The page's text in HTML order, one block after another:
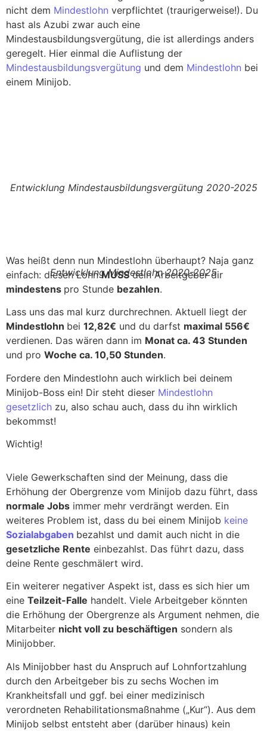
nicht dem Mindestlohn verpflichtet (traurigerweise!). Du
hast als Azubi zwar auch eine
Mindestausbildungsvergütung, die ist allerdings anders
geregelt. Hier einmal die Auflistung der
Mindestausbildungsvergütung und dem Mindestlohn bei
einem Minijob.
Entwicklung Mindestausbildungsvergütung 2020-2025
Entwicklung Mindestlohn 2020-2025
Was heißt denn nun Mindestlohn überhaupt? Naja ganz
einfach: diesen LohnMUSSdein Arbeitgeber dir
mindestens pro Stunde bezahlen.
Lass uns das mal kurz durchrechnen. Aktuell liegt der
Mindestlohn bei 12,82€ und du darfst maximal 556€
verdienen. Das wären dann im Monat ca. 43 Stunden
und pro Woche ca. 10,50 Stunden.
Fordere den Mindestlohn auch wirklich bei deinem
Minijob-Boss ein! Dir steht dieser Mindestlohn
gesetzlich zu, also schau auch, dass du ihn wirklich
bekommst!
Wichtig!
Viele Gewerkschaften sind der Meinung, dass die
Erhöhung der Obergrenze vom Minijob dazu führt, dass
normale Jobs immer mehr verdrängt werden. Ein
weiteres Problem ist, dass du bei einem Minijob keine
Sozialabgaben bezahlst und damit auch nicht in die
gesetzliche Rente einbezahlst. Das führt dazu, dass
deine Rente geschmälert wird.
Ein weiterer negativer Aspekt ist, dass es sich hier um
eine Teilzeit-Falle handelt. Viele Arbeitgeber könnten
die Erhöhung der Obergrenze als Argument nehmen, die
Mitarbeiter nicht voll zu beschäftigen sondern als
Minijobber.
Als Minijobber hast du Anspruch auf Lohnfortzahlung
durch den Arbeitgeber bis zu sechs Wochen im
Krankheitsfall und ggf. bei einer medizinisch
verordneten Rehabilitationsmaßnahme („Kur“). Aus dem
Minijob selbst entsteht aber (darüber hinaus) kein